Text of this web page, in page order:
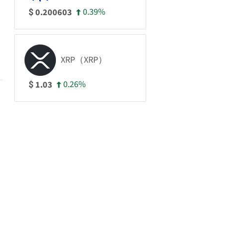
$0.200603 0.39%
XRP（XRP）
$ 1.03 0.26%